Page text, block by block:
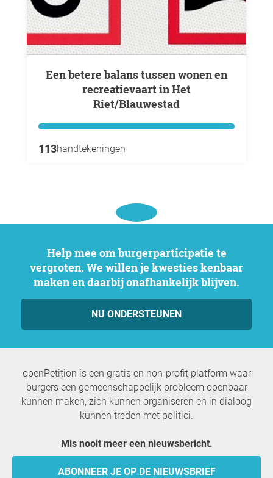
Een betere balans tussen wonen en
recreatievaart in Het
Riet/Blauwestad
113handtekeningen
Help mee om burgerparticipatie te
vergroten. We willen je kwesties kenbaar
maken en daarbij onafhankelijk blijven.
NU ONDERSTEUNEN
openPetition is een gratis en non-profit platform waar
burgers een gemeenschappelijk probleem openbaar
kunnen maken, zich kunnen organiseren en in dialoog
kunnen treden met politici.
Mis nooit meer een nieuwsbericht.
ABONNEER JE OP DE NIEUWSBRIEF